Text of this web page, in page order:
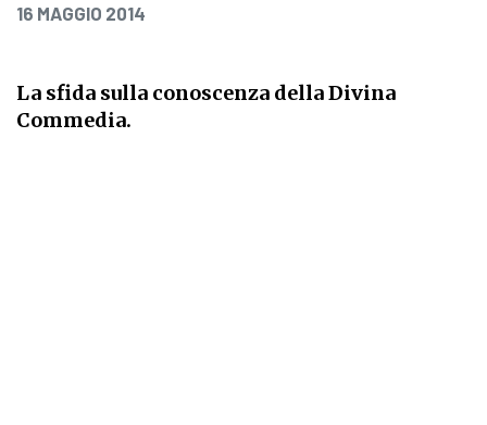
PUBBLICATO IL
16 MAGGIO 2014
La sfida sulla conoscenza della Divina
Commedia.